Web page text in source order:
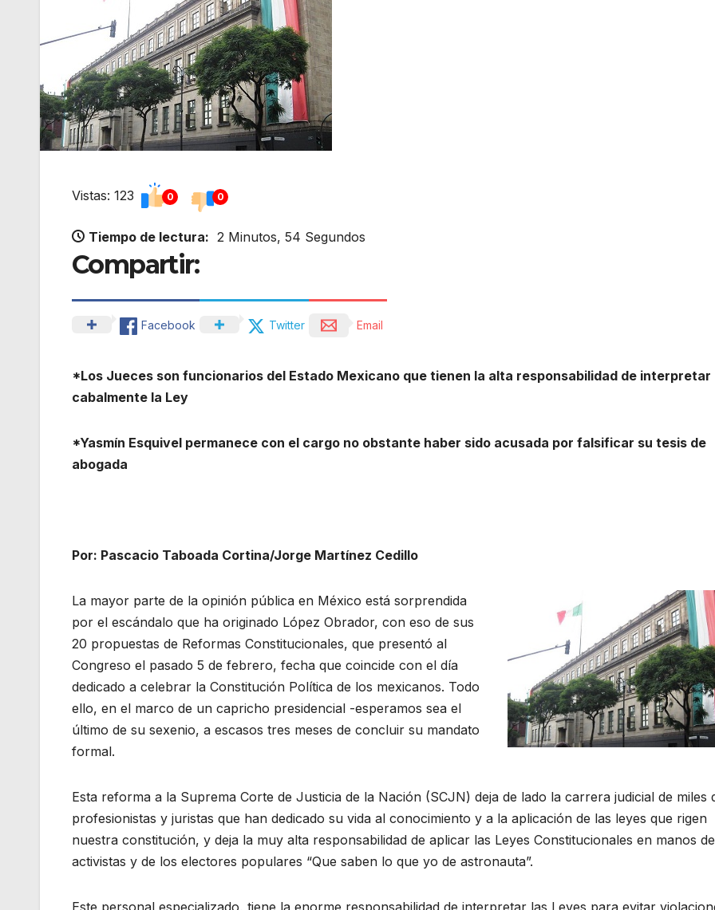
Vistas: 123 0 0
Tiempo de lectura: 2 Minutos, 54 Segundos
Compartir:
Facebook Twitter Email
*Los Jueces son funcionarios del Estado Mexicano que tienen la alta responsabilidad de interpretar
cabalmente la Ley
*Yasmín Esquivel permanece con el cargo no obstante haber sido acusada por falsificar su tesis de
abogada
Por: Pascacio Taboada Cortina/Jorge Martínez Cedillo
La mayor parte de la opinión pública en México está sorprendida
por el escándalo que ha originado López Obrador, con eso de sus
20 propuestas de Reformas Constitucionales, que presentó al
Congreso el pasado 5 de febrero, fecha que coincide con el día
dedicado a celebrar la Constitución Política de los mexicanos. Todo
ello, en el marco de un capricho presidencial -esperamos sea el
último de su sexenio, a escasos tres meses de concluir su mandato
formal.
Esta reforma a la Suprema Corte de Justicia de la Nación (SCJN) deja de lado la carrera judicial de miles
profesionistas y juristas que han dedicado su vida al conocimiento y a la aplicación de las leyes que rigen
nuestra constitución, y deja la muy alta responsabilidad de aplicar las Leyes Constitucionales en manos de
activistas y de los electores populares “Que saben lo que yo de astronauta”.
Este personal especializado, tiene la enorme responsabilidad de interpretar las Leyes para evitar